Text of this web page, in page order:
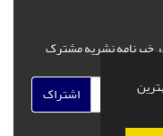
خبرنامه نشریه مشترک
اشتراک